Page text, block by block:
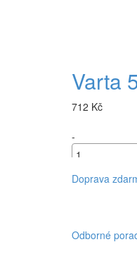
Varta
712 Kč
-
+
Doprava
Odborné